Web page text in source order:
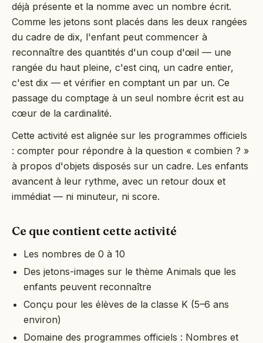
déjà présente et la nomme avec un nombre écrit.
Comme les jetons sont placés dans les deux rangées
du cadre de dix, l'enfant peut commencer à
reconnaître des quantités d'un coup d'œil — une
rangée du haut pleine, c'est cinq, un cadre entier,
c'est dix — et vérifier en comptant un par un. Ce
passage du comptage à un seul nombre écrit est au
cœur de la cardinalité.
Cette activité est alignée sur les programmes officiels
: compter pour répondre à la question « combien ? »
à propos d'objets disposés sur un cadre. Les enfants
avancent à leur rythme, avec un retour doux et
immédiat — ni minuteur, ni score.
Ce que contient cette activité
Les nombres de 0 à 10
Des jetons-images sur le thème Animals que les
enfants peuvent reconnaître
Conçu pour les élèves de la classe K (5–6 ans
environ)
Domaine des programmes officiels : Nombres et